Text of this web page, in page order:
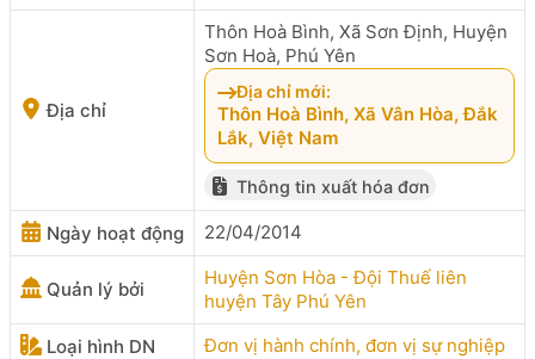
Địa chỉ
Thôn Hoà Bình, Xã Sơn Định, Huyện
Sơn Hoà, Phú Yên
Địa chỉ mới:
Thôn Hoà Bình, Xã Vân Hòa, Đắk
Lắk, Việt Nam
Thông tin xuất hóa đơn
Ngày hoạt động 22/04/2014
Quản lý bởi
Huyện Sơn Hòa - Đội Thuế liên
huyện Tây Phú Yên
Loại hình DN
Đơn vị hành chính, đơn vị sự nghiệp